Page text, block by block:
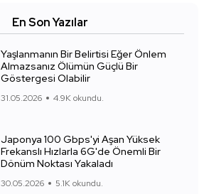
En Son Yazılar
Yaşlanmanın Bir Belirtisi Eğer Önlem
Almazsanız Ölümün Güçlü Bir
Göstergesi Olabilir
31.05.2026 4.9K okundu.
Japonya 100 Gbps'yi Aşan Yüksek
Frekanslı Hızlarla 6G'de Önemli Bir
Dönüm Noktası Yakaladı
30.05.2026 5.1K okundu.